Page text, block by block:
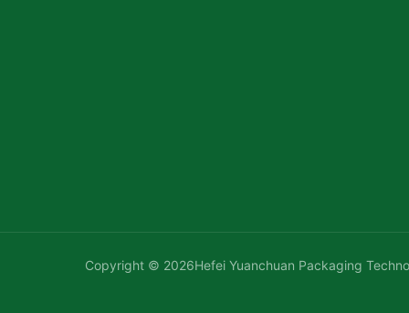
Copyright © 2026Hefei Yuanchuan Packaging